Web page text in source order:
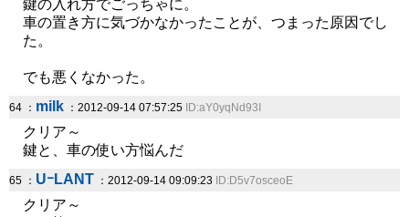
鍵の入れ方でごっちゃに。
車の置き方に気づかなかったことが、つまった原因でし
た。
でも悪くなかった。
64 ： milk ：2012-09-14 07:57:25 ID:aY0yqNd93I
クリア～
鍵と、車の使い方悩んだ
65 ： UｰLANT ：2012-09-14 09:09:23 ID:D5v7osceoE
クリア～